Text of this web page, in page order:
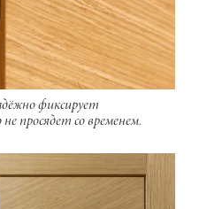
фиксирует
просядет со временем.